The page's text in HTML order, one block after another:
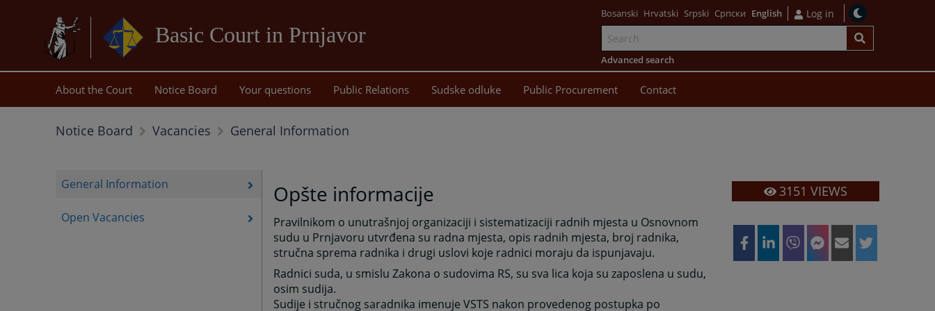
Basic Court in Prnjavor
main
content
Bosanski Hrvatski Srpski Српски English Log in
Advanced search
About the Court Notice Board Your questions Public Relations Sudske odluke Public Procurement Contact
Notice Board Vacancies General Information
General Information
Open Vacancies
Opšte informacije
Pravilnikom o unutrašnjoj organizaciji i sistematizaciji radnih mjesta u Osnovnom
sudu u Prnjavoru utvrđena su radna mjesta, opis radnih mjesta, broj radnika,
stručna sprema radnika i drugi uslovi koje radnici moraju da ispunjavaju.
Radnici suda, u smislu Zakona o sudovima RS, su sva lica koja su zaposlena u sudu,
osim sudija.
Sudije i stručnog saradnika imenuje VSTS nakon provedenog postupka po
3151 VIEWS